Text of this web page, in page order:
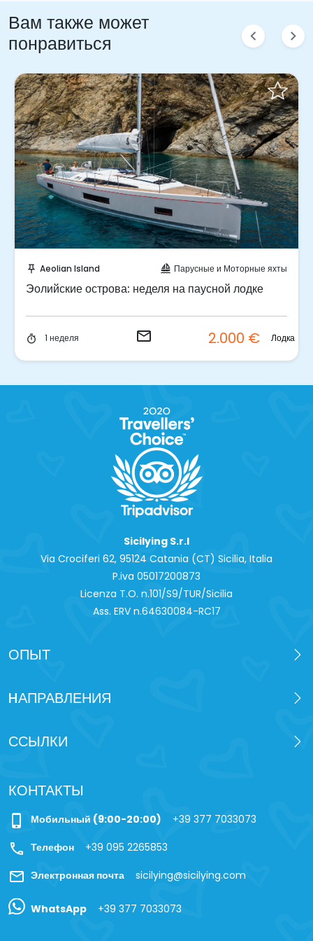
максимум 8 пассажиров
Вам также может
понравиться
chevron_left chevron_right
push_pin Aeolian Island sailing Парусные и Моторные яхты
Эолийские острова: неделя на паусной лодке
timer 1 неделя email 2.000 € Лодка
Sicilying S.r.l
Via Crociferi 62, 95124 Catania (CT) Sicilia, Italia
P.iva 0‍5017200873
Licenza T.O. n.101/S9/TUR/Sicilia
Ass. ERV n.64630084-RC17
ОПЫТ
HАПРАВЛЕНИЯ
ССЫЛКИ
КОНТАКТЫ
phone_iphone Мобильный (9:00-20:00) +39 377 7033073
call Телефон +39 095 2265853
mail Электронная почта sicilying@sicilying.com
WhatsApp +39 377 7033073